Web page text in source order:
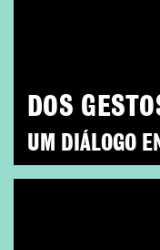
DOS
UM DIÁLOGO